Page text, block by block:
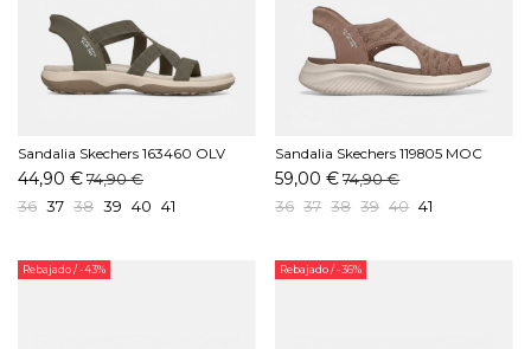
Sandalia Skechers 163460 OLV
Oliva
44,90 €74,90 €
36 37 38 39 40 41
Sandalia Skechers 119805 MOC
Mocha
59,00 € 74,90 €
36 37 38 39 40 41
Rebajado/ -43% Rebajado/ -36%